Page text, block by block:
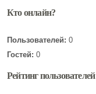
Кто онлайн?
Пользователей: 0
Гостей: 0
Рейтинг пользователей